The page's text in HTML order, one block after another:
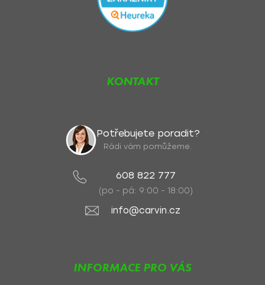
KONTAKT
Potřebujete poradit?
Rádi vám pomůžeme.
608 822 777
(po - pá: 9:00 - 18:00)
info@carvin.cz
INFORMACE PRO VÁS